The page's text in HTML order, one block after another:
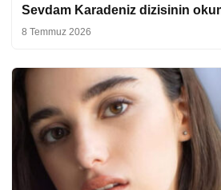
Sevdam Karadeniz dizisinin
8 Temmuz 2026